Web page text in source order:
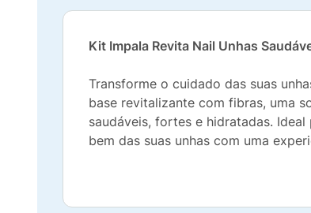
Kit Impala Revita Nail Unhas
Transforme o cuidado das suas
base revitalizante com fibras, uma
saudáveis, fortes e hidratadas.
bem das suas unhas com uma